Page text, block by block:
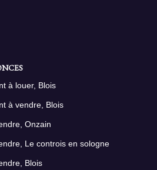
à louer, Blois
à vendre, Blois
Onzain
Le controis en sologne
Blois